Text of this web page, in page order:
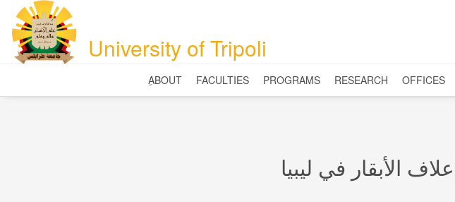
University of Tripoli
ِABOUT FACULTIES PROGRAMS RESEARCH OFFICES